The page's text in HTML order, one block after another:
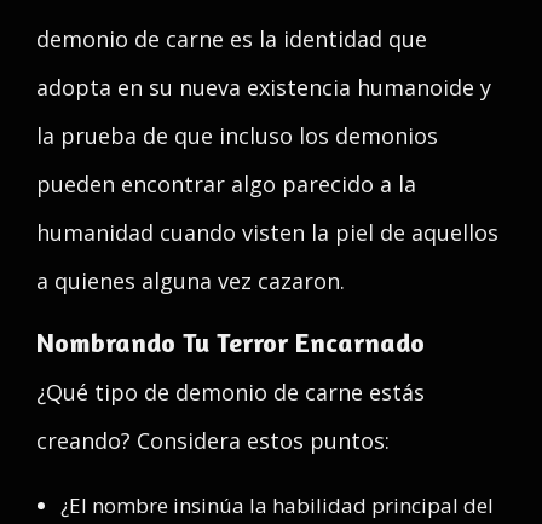
demonio de carne es la identidad que
adopta en su nueva existencia humanoide y
la prueba de que incluso los demonios
pueden encontrar algo parecido a la
humanidad cuando visten la piel de aquellos
a quienes alguna vez cazaron.
Nombrando Tu Terror Encarnado
¿Qué tipo de demonio de carne estás
creando? Considera estos puntos:
¿El nombre insinúa la habilidad principal del